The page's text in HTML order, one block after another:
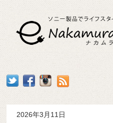
2026年3月11日